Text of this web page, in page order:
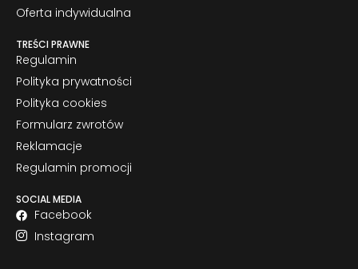
Oferta indywidualna
TREŚCI PRAWNE
Regulamin
Polityka prywatności
Polityka cookies
Formularz zwrotów
Reklamacje
Regulamin promocji
SOCIAL MEDIA
Facebook
Instagram